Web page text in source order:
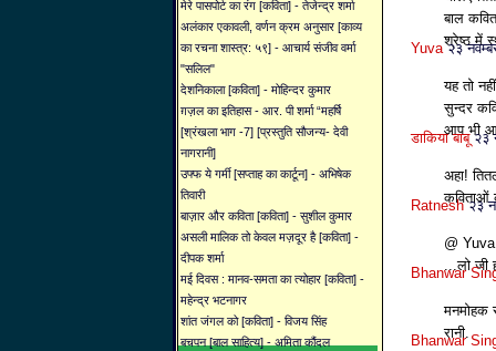
मेरे पासपोर्ट का रंग [कविता] - तेजेन्द्र शर्मा
अलंकार एकावली, वर्णन क्रम अनुसार [काव्य
का रचना शास्त्र: ५९] - आचार्य संजीव वर्मा
"सलिल"
देशनिकाला [कविता] - मोहिन्दर कुमार
ग़ज़ल का इतिहास - आर. पी शर्मा “महर्षि
[श्रंखला भाग -7] [प्रस्तुति सौजन्य- देवी
नागरानी]
उफ्फ ये गर्मी [सप्ताह का कार्टून] - अभिषेक
तिवारी
बाज़ार और कविता [कविता] - सुशील कुमार
असली मालिक तो केवल मज़दूर है [कविता] -
दीपक शर्मा
मई दिवस : मानव-समता का त्योहार [कविता] -
महेन्द्र भटनागर
शांत जंगल को [कविता] - विजय सिंह
बचपन [बाल साहित्य] - अमिता कौंदल
बाल
श्रेष्ठ में
Yuva २३
यह तो
सुन्दर
आप भी
डाकिया बाबू २३
अहा!
कविताओं
Ratnesh २३
@ Yuva
...लो जी
Bhanwar
मनमोहक
रानी.
Bhanwar